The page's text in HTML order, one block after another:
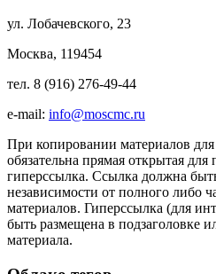
ул. Лобачевского, 23
Москва, 119454
тел. 8 (916) 276-49-44
e-mail: info@moscmc.ru
При копировании материалов
обязательна прямая открытая
гиперссылка. Ссылка должна
независимости от полного либо
материалов. Гиперссылка (для
быть размещена в подзаголовке
материала.